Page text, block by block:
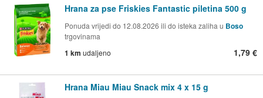
Hrana za pse Friskies Fantastic piletina 500 g
Ponuda vrijedi do 12.08.2026 ili do isteka zaliha u Boso
trgovinama
1 km udaljeno 1,79 €
Hrana Miau Miau Snack mix 4 x 15 g